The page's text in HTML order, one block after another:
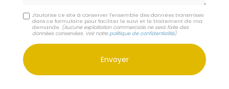
J'autorise ce site à conserver l'ensemble des données transmises
dans ce formulaire pour faciliter le suivi et le traitement de ma
demande. (Aucune exploitation commerciale ne sera faite des
données conservées. Voir notre politique de confidentialité)